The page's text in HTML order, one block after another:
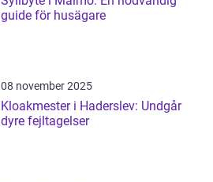
guide för husägare
08 november 2025
Kloakmester i Haderslev: Undgår
dyre fejltagelser